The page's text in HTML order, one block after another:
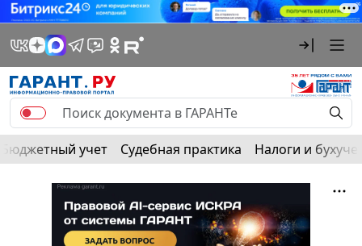
Бюджетный учет Судебная практика Налоги и